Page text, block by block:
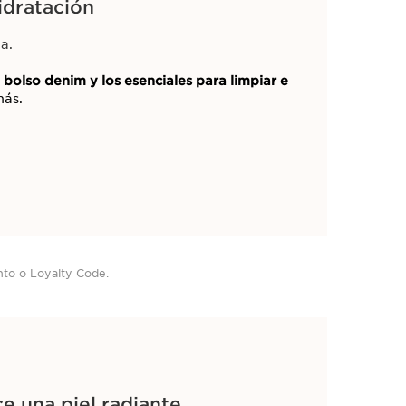
bolso denim y los esenciales para limpiar e
o Loyalty Code.
exclusivos.
Newsletter